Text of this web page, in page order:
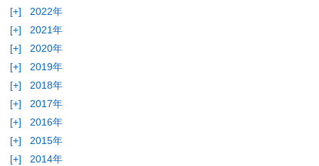
[+]
2022年
[+]
2021年
[+]
2020年
[+]
2019年
[+]
2018年
[+]
2017年
[+]
2016年
[+]
2015年
[+]
2014年